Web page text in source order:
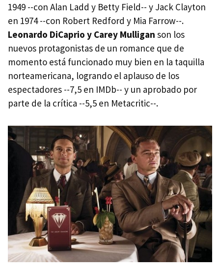
1949 --con Alan Ladd y Betty Field-- y Jack Clayton
en 1974 --con Robert Redford y Mia Farrow--.
Leonardo DiCaprio y Carey Mulligan son los
nuevos protagonistas de un romance que de
momento está funcionado muy bien en la taquilla
norteamericana, logrando el aplauso de los
espectadores --7,5 en IMDb-- y un aprobado por
parte de la crítica --5,5 en Metacritic--.